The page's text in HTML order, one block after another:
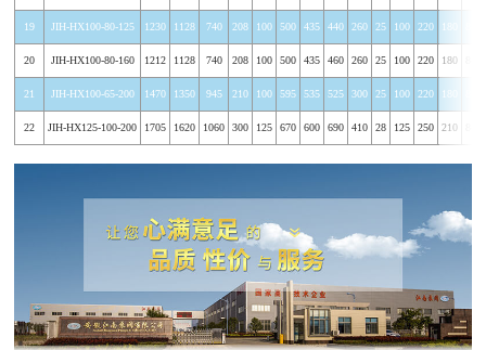
19 JIH-HX100-80-125 1230 1128 740 208 100 500 435 440 260 25 100 220 180
20 JIH-HX100-80-160 1212 1128 740 208 100 500 435 460 260 25 100 220 180
21 JIH-HX100-65-200 1470 1350 945 210 100 595 535 525 300 25 100 220 180
22 JIH-HX125-100-200 1705 1620 1060 300 125 670 600 690 410 28 125 250 210